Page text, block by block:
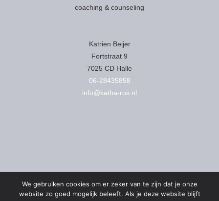
coaching & counseling
Katrien Beijer
Fortstraat 9
7025 CD Halle
06-28435858
info@katha-ros.nl
We gebruiken cookies om er zeker van te zijn dat je onze
website zo goed mogelijk beleeft. Als je deze website blijft